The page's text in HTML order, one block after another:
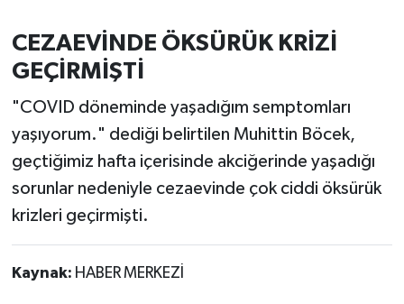
CEZAEVİNDE ÖKSÜRÜK KRİZİ
GEÇİRMİŞTİ
"COVID döneminde yaşadığım semptomları
yaşıyorum." dediği belirtilen Muhittin Böcek,
geçtiğimiz hafta içerisinde akciğerinde yaşadığı
sorunlar nedeniyle cezaevinde çok ciddi öksürük
krizleri geçirmişti.
Kaynak: HABER MERKEZİ